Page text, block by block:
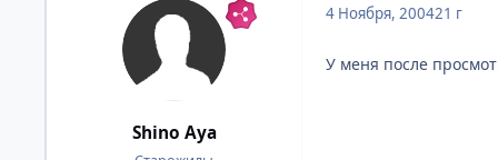
Shino Aya
4 Ноября, 200421 г
У меня после